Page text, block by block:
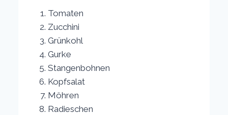
Tomaten
Zucchini
Grünkohl
Gurke
Stangenbohnen
Kopfsalat
Möhren
Radieschen